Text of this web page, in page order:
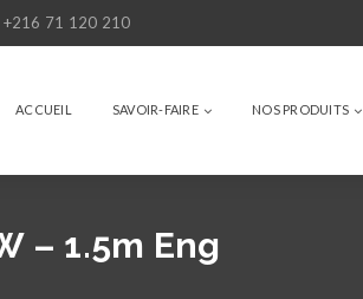
+216 71 120 210
ACCUEIL SAVOIR-FAIRE NOS PRODUITS
– 1.5m Eng